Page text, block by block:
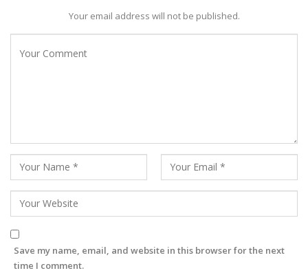
Your email address will not be published.
Save my name, email, and website in this browser for the next
time I comment.